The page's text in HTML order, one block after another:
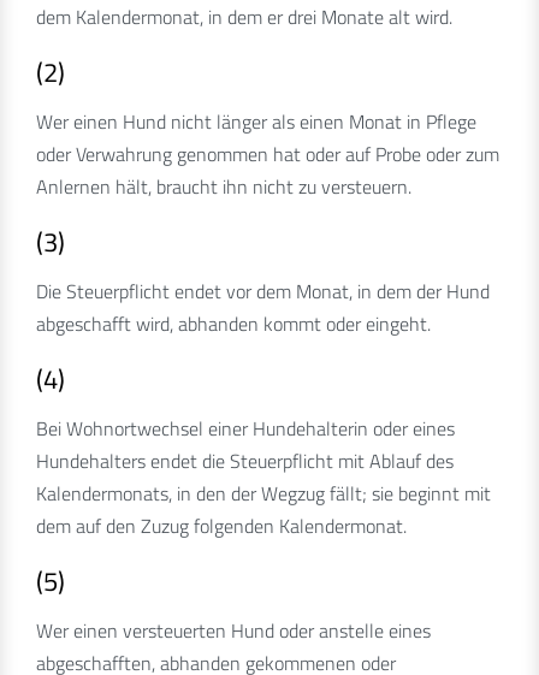
dem Kalendermonat, in dem er drei Monate alt wird.
(2)
Wer einen Hund nicht länger als einen Monat in Pflege
oder Verwahrung genommen hat oder auf Probe oder zum
Anlernen hält, braucht ihn nicht zu versteuern.
(3)
Die Steuerpflicht endet vor dem Monat, in dem der Hund
abgeschafft wird, abhanden kommt oder eingeht.
(4)
Bei Wohnortwechsel einer Hundehalterin oder eines
Hundehalters endet die Steuerpflicht mit Ablauf des
Kalendermonats, in den der Wegzug fällt; sie beginnt mit
dem auf den Zuzug folgenden Kalendermonat.
(5)
Wer einen versteuerten Hund oder anstelle eines
abgeschafften, abhanden gekommenen oder